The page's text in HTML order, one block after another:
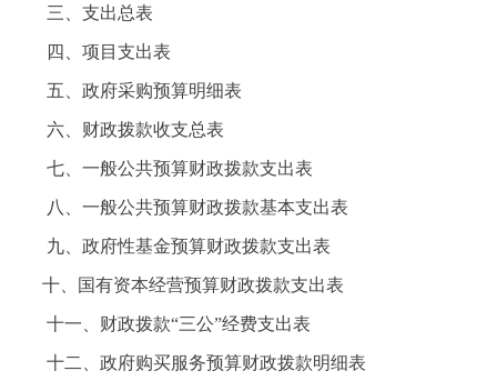
三、支出总表
四、项目支出表
五、政府采购预算明细表
六、财政拨款收支总表
七、一般公共预算财政拨款支出表
八、一般公共预算财政拨款基本支出表
九、政府性基金预算财政拨款支出表
十、国有资本经营预算财政拨款支出表
十一、财政拨款“三公”经费支出表
十二、政府购买服务预算财政拨款明细表